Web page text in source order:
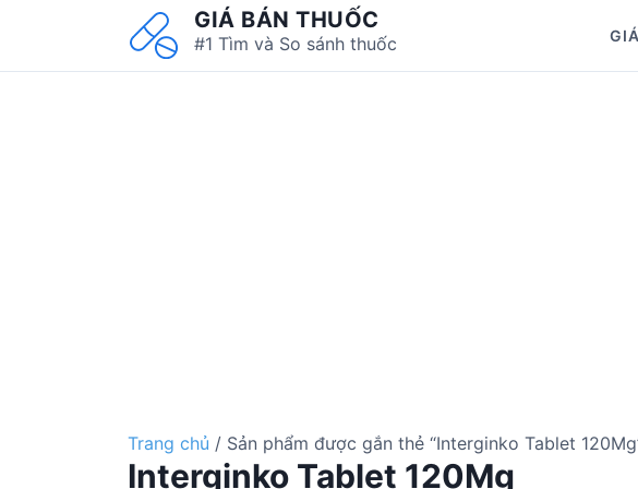
GIÁ BÁN THUỐC
#1 Tìm và So sánh thuốc
Trang chủ / Sản phẩm được gắn thẻ “Interginko Tablet
Interginko Tablet 120Mg